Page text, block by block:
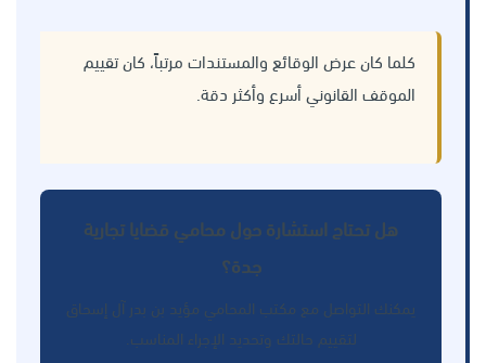
كلما كان عرض الوقائع والمستندات مرتباً، كان تقييم
الموقف القانوني أسرع وأكثر دقة.
هل تحتاج استشارة حول محامي قضايا تجارية
جدة؟
يمكنك التواصل مع مكتب المحامي مؤيد بن بدر آل إسحاق
لتقييم حالتك وتحديد الإجراء المناسب.